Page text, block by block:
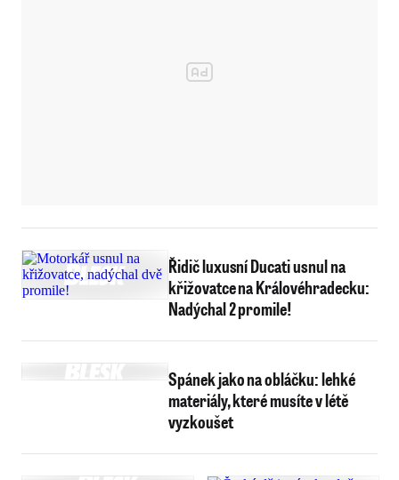
Řidič luxusní Ducati usnul na
křižovatce na Královéhradecku:
Nadýchal 2 promile!
Spánek jako na obláčku: lehké
materiály, které musíte v létě
vyzkoušet